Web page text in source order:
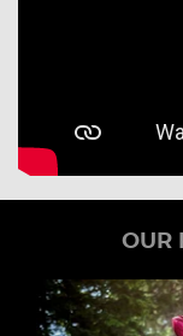
OUR